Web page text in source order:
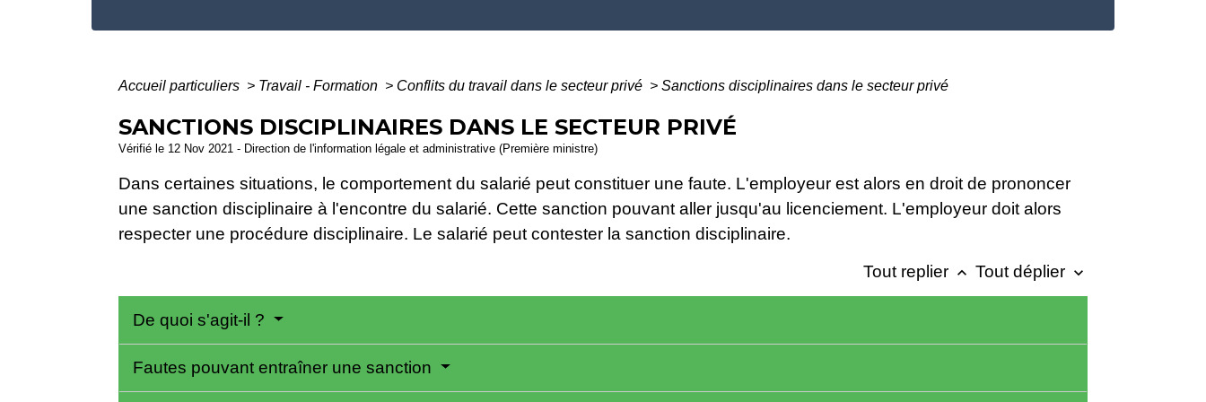
Accueil particuliers > Travail - Formation > Conflits du travail dans le secteur privé > Sanctions disciplinaires dans le secteur privé
SANCTIONS DISCIPLINAIRES DANS LE SECTEUR PRIVÉ
Vérifié le 12 Nov 2021 - Direction de l'information légale et administrative (Première ministre)
Dans certaines situations, le comportement du salarié peut constituer une faute. L'employeur est alors en droit de prononcer
une sanction disciplinaire à l'encontre du salarié. Cette sanction pouvant aller jusqu'au licenciement. L'employeur doit alors
respecter une procédure disciplinaire. Le salarié peut contester la sanction disciplinaire.
Tout replier keyboard_arrow_up Tout déplier keyboard_arrow_down
De quoi s'agit-il ?
Fautes pouvant entraîner une sanction